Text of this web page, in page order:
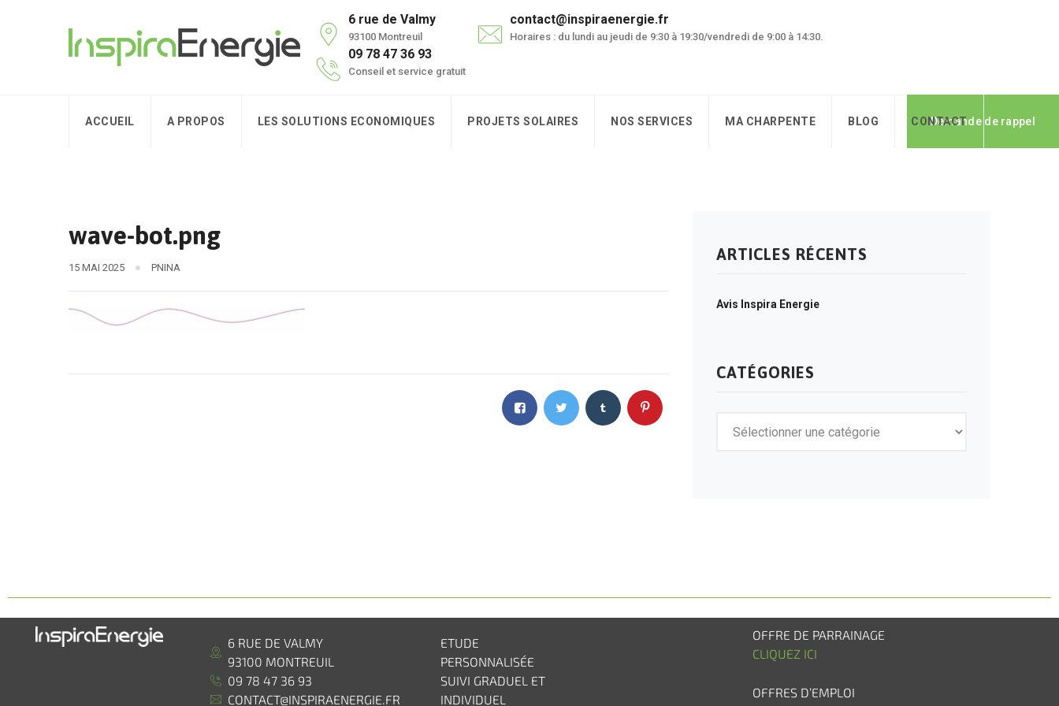
6 rue de Valmy
93100 Montreuil
contact@inspiraenergie.fr
Horaires : du lundi au jeudi de 9:30 à 19:30/vendredi de 9:00 à 14:30.
09 78 47 36 93
Conseil et service gratuit
ACCUEIL A PROPOS LES SOLUTIONS ECONOMIQUES PROJETS SOLAIRES NOS SERVICES MA CHARPENTE BLOG CONTACT
Demande de rappel
wave-bot.png
15 MAI 2025 PNINA
ARTICLES RÉCENTS
Avis Inspira Energie
CATÉGORIES
6 RUE DE VALMY
93100 MONTREUIL
09 78 47 36 93
CONTACT@INSPIRAENERGIE.FR
ETUDE
PERSONNALISÉE
SUIVI GRADUEL ET
INDIVIDUEL
OFFRE DE PARRAINAGE
CLIQUEZ ICI
OFFRES D’EMPLOI